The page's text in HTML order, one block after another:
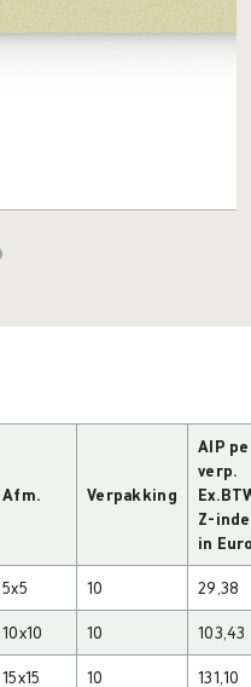
Afm. Verpakking
AIP
verp.
Z-
in
5x5 10 29,38
10x10 10 103,43
15x15 10 131,10